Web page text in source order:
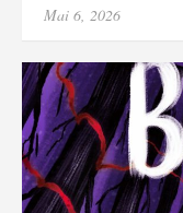
Posted
Mai 6, 2026